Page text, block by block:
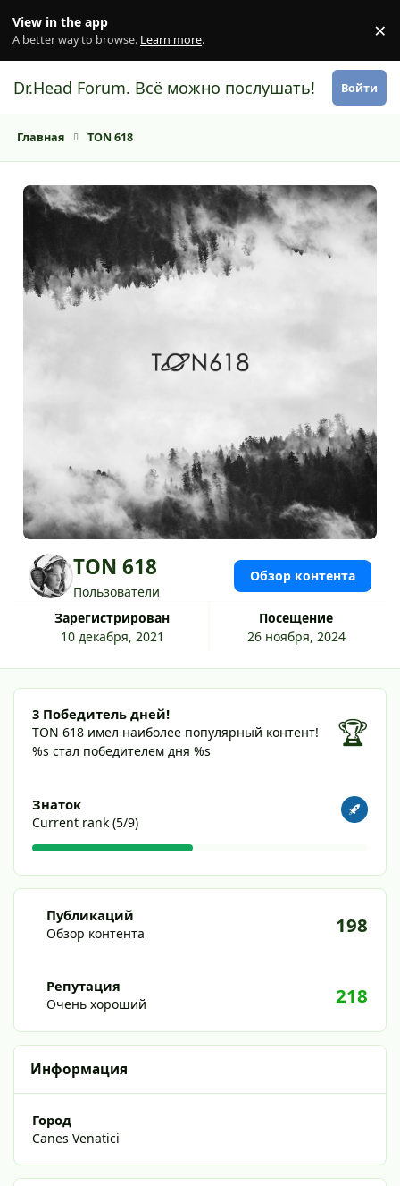
View in the app
A better way to browse. Learn more. ×
Dr.Head Forum. Всё можно послушать! Войти
Главная TON 618
TON 618
Пользователи
Зарегистрирован
10 декабря, 2021
Посещение
26 ноября, 2024
Обзор контента
3 Победитель дней!
3 Победитель дней!
TON 618 имел наиболее популярный контент!
%s стал победителем дня %s
🏆
Знаток
Current rank (5/9)
Обзор контента
Публикаций
Обзор контента 198
Репутация
Очень хороший 218
Информация
Город
Canes Venatici